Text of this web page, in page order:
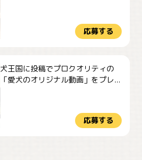
応募する
犬王国に投稿でプロクオリティの
「愛犬のオリジナル動画」をプレ...
応募する